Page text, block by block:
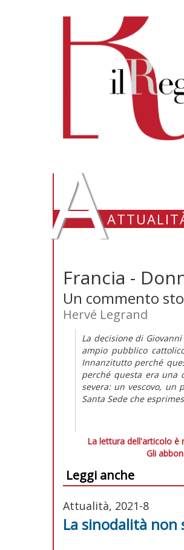
A
Francia -
Un commento
Hervé Legrand
La decisione di
ampio pubblico
Innanzitutto perché
perché questa era una
severa: un vescovo, un
Santa Sede che
La lettura dell'articolo è
Gli
Leggi anche
Attualità, 2021-8
La sinodalità non